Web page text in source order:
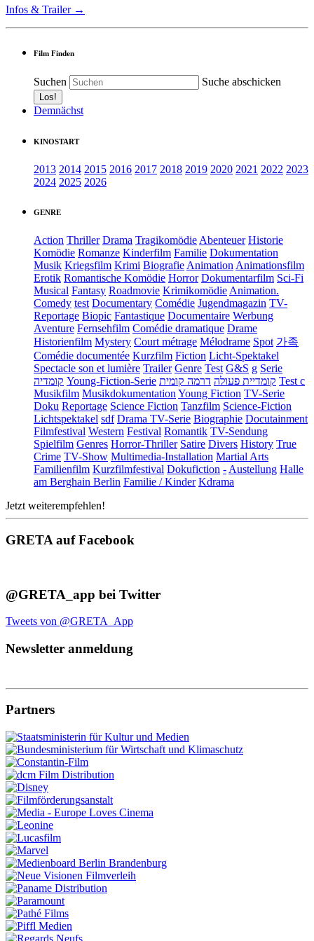
Infos & Trailer →
Film Finden
Suchen Suche abschicken
Demnächst
KINOSTART
2013 2014 2015 2016 2017 2018 2019 2020 2021 2022 2023
2024 2025 2026
GENRE
Action Thriller Drama TragikomödieAbenteuer Historie
Komödie Romanze Kinderfilm Familie Dokumentation
Musik Kriegsfilm Krimi BiografieAnimationAnimationsfilm
Erotik Romantische Komödie Horror Dokumentarfilm Sci-Fi
Musical Fantasy Roadmovie KrimikomödieAnimation.
Comedy test Documentary Comédie Jugendmagazin TV-
Reportage Biopic Fantastique Documentaire Werbung
Aventure Fernsehfilm Comédie dramatique Drame
Historienfilm Mystery Court métrage Mélodrame Spot 가족
Comédie documentée Kurzfilm Fiction Licht-Spektakel
Spectacle son et lumière Trailer Genre Test G&S g Serie
קומדיה Young-Fiction-Serie קומדיית פעולה דרמה קומית
Test c
Musikfilm MusikdokumentationYoung Fiction TV-Serie
Doku Reportage Science Fiction Tanzfilm Science-Fiction
Lichtspektakel sdf Drama TV-Serie Biographie Docutainment
Filmfestival Western Festival Romantik TV-Sendung
Spielfilm Genres Horror-Thriller Satire Divers History True
Crime TV-Show Multimedia-Installation Martial Arts
Familienfilm Kurzfilmfestival Dokufiction -Austellung Halle
am Berghain Berlin Familie / Kinder Kdrama
Jetzt weiterempfehlen!
GRETA auf Facebook
@GRETA_app bei Twitter
Tweets von @GRETA_App
Newsletter anmeldung
Partners